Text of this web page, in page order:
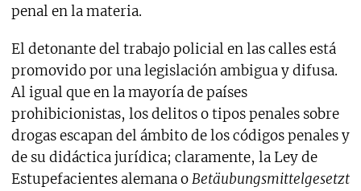
penal en la materia.
El detonante del trabajo policial en las calles está
promovido por una legislación ambigua y difusa.
Al igual que en la mayoría de países
prohibicionistas, los delitos o tipos penales sobre
drogas escapan del ámbito de los códigos penales y
de su didáctica jurídica; claramente, la Ley de
Estupefacientes alemana oBetäubungsmittelgesetzt